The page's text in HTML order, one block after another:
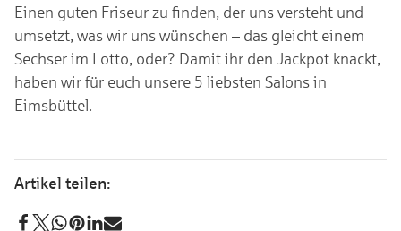
Einen guten Friseur zu finden, der uns versteht und
umsetzt, was wir uns wünschen – das gleicht einem
Sechser im Lotto, oder? Damit ihr den Jackpot knackt,
haben wir für euch unsere 5 liebsten Salons in
Eimsbüttel.